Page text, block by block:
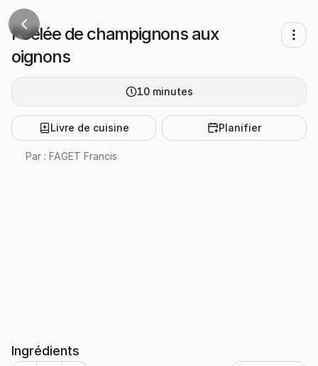
Poêlée de champignons aux
oignons
10 minutes
Livre de cuisine Planifier
Par : FAGET Francis
Ingrédients